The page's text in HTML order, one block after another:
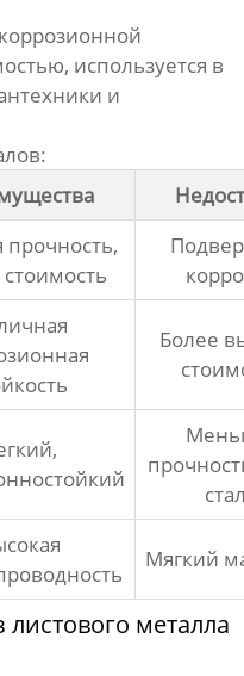
используется в
и
прочность,
Более
Мягкий
листового металла